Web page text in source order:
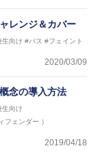
レンジ＆カバー
生向け #パス #フェイント
2020/03/09
念の導入方法
生向け
フェンダー ）
2019/04/18